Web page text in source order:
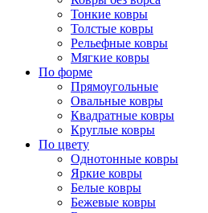
Тонкие ковры
Толстые ковры
Рельефные ковры
Мягкие ковры
По форме
Прямоугольные
Овальные ковры
Квадратные ковры
Круглые ковры
По цвету
Однотонные ковры
Яркие ковры
Белые ковры
Бежевые ковры